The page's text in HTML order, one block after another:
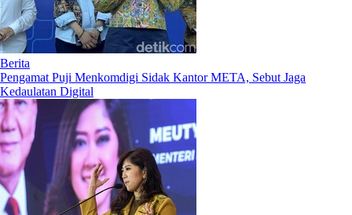
Berita
Pengamat Puji Menkomdigi Sidak Kantor META, Sebut Jaga
Kedaulatan Digital